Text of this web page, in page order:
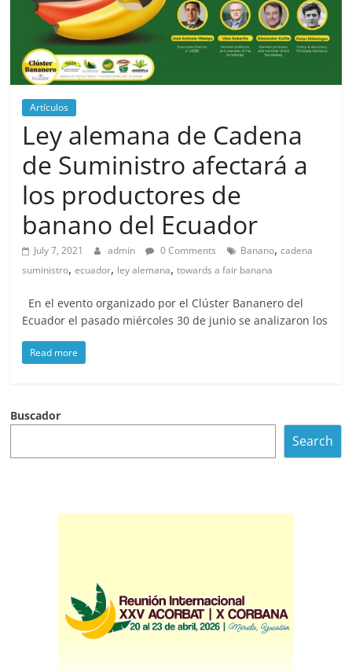
Artículos
Ley alemana de Cadena
de Suministro afectará a
los productores de
banano del Ecuador
July 7, 2021 admin 0 Comments Banano,cadena
suministro,ecuador, ley alemana,towards a fair banana
En el evento organizado por el Clúster Bananero del
Ecuador el pasado miércoles 30 de junio se analizaron los
Read more
Buscador
Search